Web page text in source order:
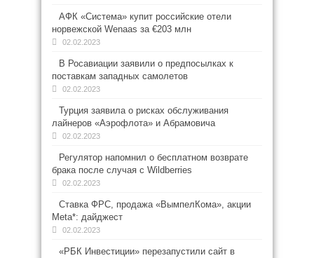
АФК «Система» купит российские отели
норвежской Wenaas за €203 млн
02.02.2023
В Росавиации заявили о предпосылках к
поставкам западных самолетов
02.02.2023
Турция заявила о рисках обслуживания
лайнеров «Аэрофлота» и Абрамовича
02.02.2023
Регулятор напомнил о бесплатном возврате
брака после случая с Wildberries
02.02.2023
Ставка ФРС, продажа «ВымпелКома», акции
Meta*: дайджест
02.02.2023
«РБК Инвестиции» перезапустили сайт в